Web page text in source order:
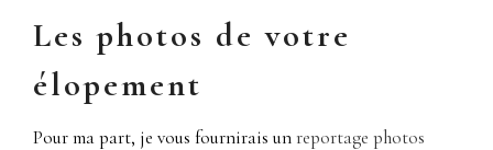
Les photos de votre
élopement
Pour ma part, je vous fournirais unreportage photos